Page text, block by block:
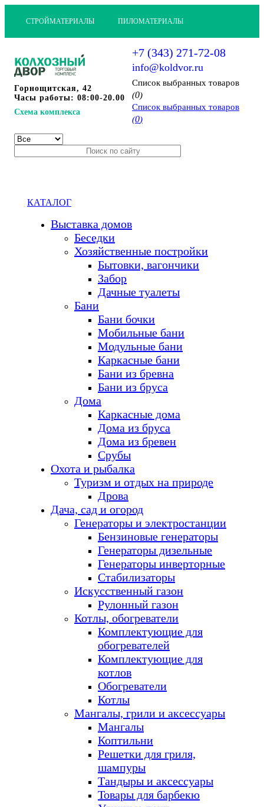
СТРОЙМАТЕРИАЛЫ ПИЛОМАТЕРИАЛЫ
Горнощитская, 42
Часы работы: 08:00-20.00
Схема комплекса
+7 (343) 271-72-08
info@koldvor.ru
Cписок выбранных товаров
(0)
Cписок выбранных товаров
(0)
КАТАЛОГ
Выставка домов
Беседки
Хозяйственные постройки
Бытовки, вагончики
Забор
Дачные туалеты
Бани
Бани бочки
Мобильные бани
Модульные бани
Каркасные бани
Бани из бревна
Бани из бруса
Дома
Каркасные дома
Дома из бруса
Дома из бревен
Срубы
Охота и рыбалка
Туризм и отдых на природе
Дрова
Дача, сад и огород
Генераторы и электростанции
Бензиновые генераторы
Генераторы дизельные
Генераторы инверторные
Стабилизаторы
Искусственный газон
Рулонный газон
Котлы, обогреватели
Комплектующие для
обогревателей
Комплектующие для
котлов
Обогреватели
Котлы
Мангалы, грили и аксессуары
Мангалы
Коптильни
Решетки для гриля,
шампуры
Тандыры и аксессуары
Товары для барбекю